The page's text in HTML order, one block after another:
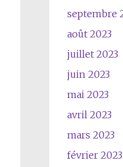
septembre
août 2023
juillet 2023
juin 2023
mai 2023
avril 2023
mars 2023
février 2023